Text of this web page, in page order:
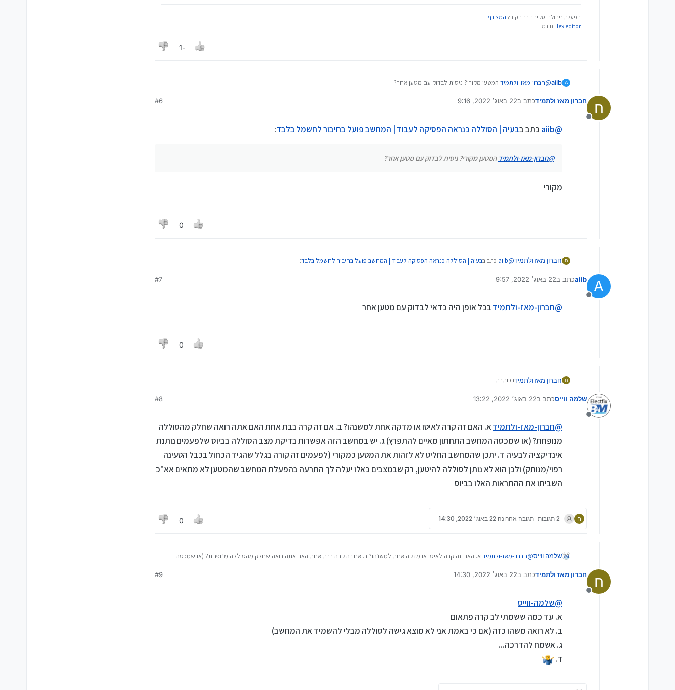
הפעלת ניהול דיסקים דרך הקובץ המצורף
Hex editor חינמי
-1
A
aiib
@חברון-מאז-ולתמיד המטען מקורי? ניסית לבדוק עם מטען אחר?
ח
מנותק
חברון מאז ולתמידכתב ב22 באוג׳ 2022, 9:16
נערך לאחרונה על ידי
#6
@
aiib כתב בבעיה | הסוללה כנראה הפסיקה לעבוד | המחשב פועל בחיבור לחשמל בלבד:
@חברון-מאז-ולתמיד המטען מקורי? ניסית לבדוק עם מטען אחר?
מקורי
0
ח חברון מאז ולתמיד@
aiib כתב בבעיה | הסוללה כנראה הפסיקה לעבוד | המחשב פועל בחיבור לחשמל בלבד:
מקורי
A
מנותק
aiibכתב ב22 באוג׳ 2022, 9:57
נערך לאחרונה על ידי
#7
@חברון-מאז-ולתמיד בכל אופן היה כדאי לבדוק עם מטען אחר
0
ח חברון מאז ולתמידבכותרת.
מישהו יודע איך לאבחן את הבעיה?
מנותק
שלמה ווייסכתב ב22 באוג׳ 2022, 13:22
נערך לאחרונה על ידי
#8
@חברון-מאז-ולתמידא. האם זה קרה לאיטו או מדקה אחת למשנהו? ב. אם זה קרה בבת אחת האם אתה רואה שחלק מהסוללה
מנופחת? (או שמכסה המחשב התחתון מאיים להתפרץ) ג. יש במחשב הזה אפשרות בדיקת מצב הסוללה בביוס שלפעמים נותנת
אינדיקציה לבעיה ד. יתכן שהמחשב החליט לא לזהות את המטען כמקורי (לפעמים זה קורה בגלל שהגיד הכחול בכבל הטעינה
רפוי/מנותק) ולכן הוא לא נותן לסוללה להיטען, רק שבמצבים כאלו יעלה לך התרעה בהפעלת המחשב שהמטען לא מתאים אא"כ
השביתו את ההתראות האלו בביוס
ח 2 תגובות תגובה אחרונה 22 באוג׳ 2022, 14:30 0
שלמה ווייס@חברון-מאז-ולתמידא. האם זה קרה לאיטו או מדקה אחת למשנהו? ב. אם זה קרה בבת אחת האם אתה רואה שחלק מהסוללה מנופחת? (או שמכסה
לזהות את המטען כמקורי (לפעמים זה קורה בגלל שהגיד הכחול בכבל הטעינה רפוי/מנותק) ולכן הוא לא נותן לסוללה להיטען, רק שבמצבים כאלו יעלה לך
ח
מנותק
חברון מאז ולתמידכתב ב22 באוג׳ 2022, 14:30
נערך לאחרונה על ידי
#9
@שלמה-ווייס
א. עד כמה ששמתי לב קרה פתאום
ב. לא רואה משהו כזה (אם כי באמת אני לא מוצא גישה לסוללה מבלי להשמיד את המחשב)
ג. אשמח להדרכה...
ד.